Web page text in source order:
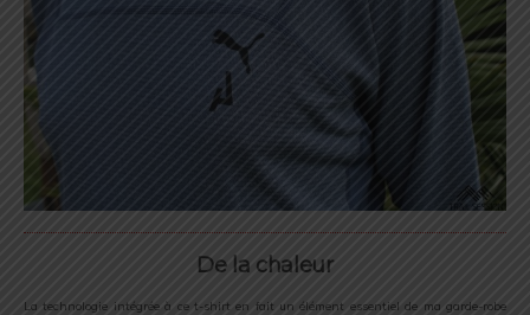
De la chaleur
La technologie intégrée à ce t-shirt en fait un élément essentiel de ma garde-robe